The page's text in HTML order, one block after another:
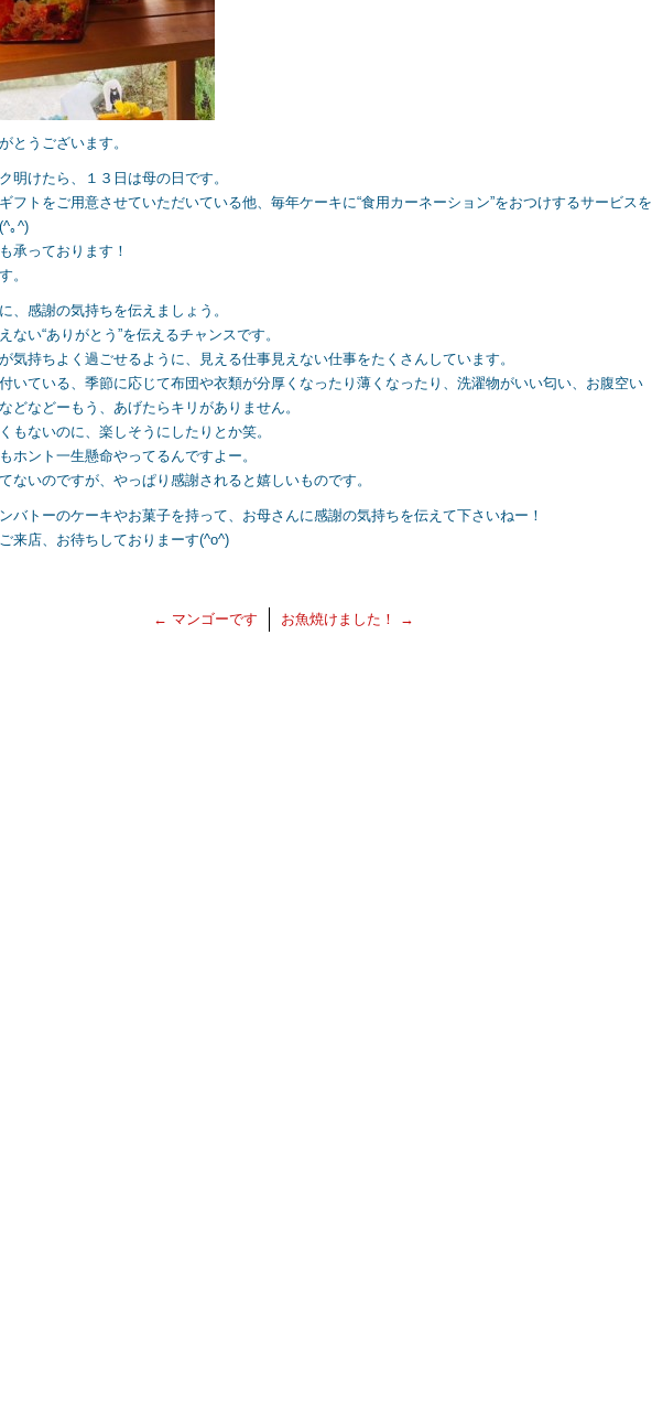
とうございます。
明けたら、１３日は母の日です。
フトをご用意させていただいている他、毎年ケーキに“食用カーネーション”をおつけするサービスを
｡^)
承っております！
。
、感謝の気持ちを伝えましょう。
ない“ありがとう”を伝えるチャンスです。
気持ちよく過ごせるように、見える仕事見えない仕事をたくさんしています。
いている、季節に応じて布団や衣類が分厚くなったり薄くなったり、洗濯物がいい匂い、お腹空い
どなどーもう、あげたらキリがありません。
もないのに、楽しそうにしたりとか笑。
ホント一生懸命やってるんですよー。
ないのですが、やっぱり感謝されると嬉しいものです。
バトーのケーキやお菓子を持って、お母さんに感謝の気持ちを伝えて下さいねー！
来店、お待ちしておりまーす(^o^)
← マンゴーです お魚焼けました！ →